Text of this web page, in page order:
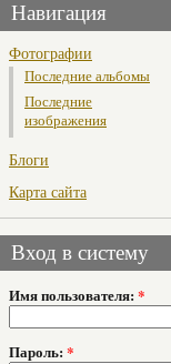
Навигация
Фотографии
Последние альбомы
Последние
изображения
Блоги
Карта сайта
Вход в систему
Имя пользователя: *
Пароль: *